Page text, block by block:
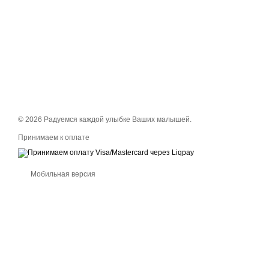
© 2026 Радуемся каждой улыбке Ваших малышей.
Принимаем к оплате
Мобильная версия